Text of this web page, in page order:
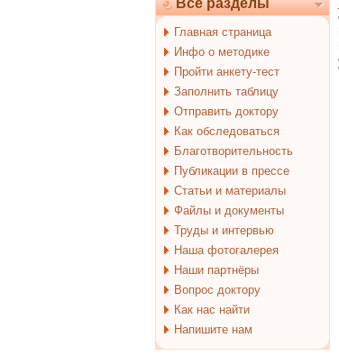
Все разделы
Главная страница
Инфо о методике
Пройти анкету-тест
Заполнить таблицу
Отправить доктору
Как обследоваться
Благотворительность
Публикации в прессе
Статьи и материалы
Файлы и документы
Труды и интервью
Наша фотогалерея
Наши партнёры
Вопрос доктору
Как нас найти
Напишите нам